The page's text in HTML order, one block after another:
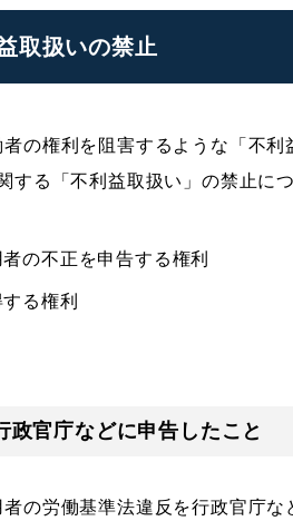
取扱いの禁止
の権利を阻害するような「不利
する「不利益取扱い」の禁止に
の不正を申告する権利
る権利
官庁などに申告したこと
の労働基準法違反を行政官庁な